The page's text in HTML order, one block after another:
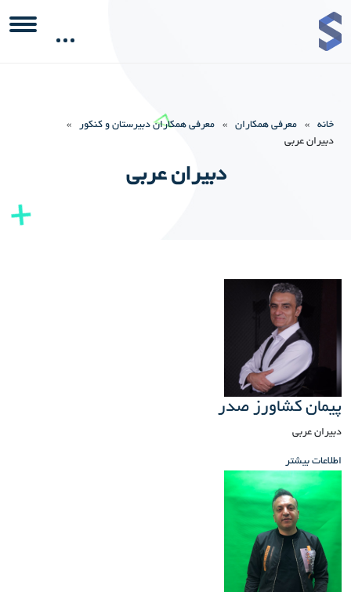
خانه » معرفی همکاران » معرفی همکاران دبیرستان و کنکور
»
دبیران عربی
دبیران عربی
پیمان کشاورز صدر
دبیران عربی
اطلاعات بیشتر